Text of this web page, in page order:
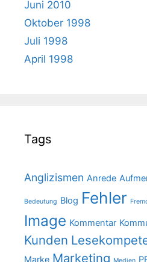
Juni 2010
Oktober 1998
Juli 1998
April 1998
Tags
Anglizismen Anrede
Bedeutung Blog Fehler
Image Kommentar
Kunden
Marke Marketing